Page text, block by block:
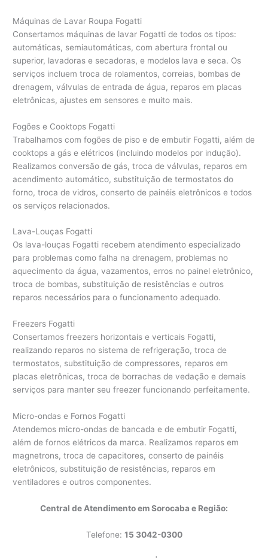
Máquinas de Lavar Roupa Fogatti
Consertamos máquinas de lavar Fogatti de todos os tipos:
automáticas, semiautomáticas, com abertura frontal ou
superior, lavadoras e secadoras, e modelos lava e seca. Os
serviços incluem troca de rolamentos, correias, bombas de
drenagem, válvulas de entrada de água, reparos em placas
eletrônicas, ajustes em sensores e muito mais.
Fogões e Cooktops Fogatti
Trabalhamos com fogões de piso e de embutir Fogatti, além de
cooktops a gás e elétricos (incluindo modelos por indução).
Realizamos conversão de gás, troca de válvulas, reparos em
acendimento automático, substituição de termostatos do
forno, troca de vidros, conserto de painéis eletrônicos e todos
os serviços relacionados.
Lava-Louças Fogatti
Os lava-louças Fogatti recebem atendimento especializado
para problemas como falha na drenagem, problemas no
aquecimento da água, vazamentos, erros no painel eletrônico,
troca de bombas, substituição de resistências e outros
reparos necessários para o funcionamento adequado.
Freezers Fogatti
Consertamos freezers horizontais e verticais Fogatti,
realizando reparos no sistema de refrigeração, troca de
termostatos, substituição de compressores, reparos em
placas eletrônicas, troca de borrachas de vedação e demais
serviços para manter seu freezer funcionando perfeitamente.
Micro-ondas e Fornos Fogatti
Atendemos micro-ondas de bancada e de embutir Fogatti,
além de fornos elétricos da marca. Realizamos reparos em
magnetrons, troca de capacitores, conserto de painéis
eletrônicos, substituição de resistências, reparos em
ventiladores e outros componentes.
Central de Atendimento em Sorocaba e Região:
Telefone: 15 3042-0300